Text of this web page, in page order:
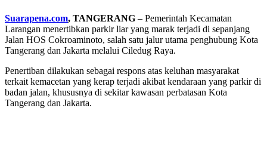
Suarapena.com, TANGERANG – Pemerintah Kecamatan
Larangan menertibkan parkir liar yang marak terjadi di sepanjang
Jalan HOS Cokroaminoto, salah satu jalur utama penghubung Kota
Tangerang dan Jakarta melalui Ciledug Raya.
Penertiban dilakukan sebagai respons atas keluhan masyarakat
terkait kemacetan yang kerap terjadi akibat kendaraan yang parkir di
badan jalan, khususnya di sekitar kawasan perbatasan Kota
Tangerang dan Jakarta.